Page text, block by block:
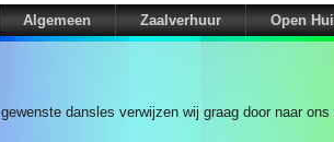
Algemeen Zaalverhuur Open
dansles verwijzen wij graag door naar